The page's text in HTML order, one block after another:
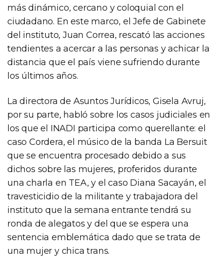
más dinámico, cercano y coloquial con el
ciudadano. En este marco, el Jefe de Gabinete
del instituto, Juan Correa, rescató las acciones
tendientes a acercar a las personas y achicar la
distancia que el país viene sufriendo durante
los últimos años.
La directora de Asuntos Jurídicos, Gisela Avruj,
por su parte, habló sobre los casos judiciales en
los que el INADI participa como querellante: el
caso Cordera, el músico de la banda La Bersuit
que se encuentra procesado debido a sus
dichos sobre las mujeres, proferidos durante
una charla en TEA, y el caso Diana Sacayán, el
travesticidio de la militante y trabajadora del
instituto que la semana entrante tendrá su
ronda de alegatos y del que se espera una
sentencia emblemática dado que se trata de
una mujer y chica trans.